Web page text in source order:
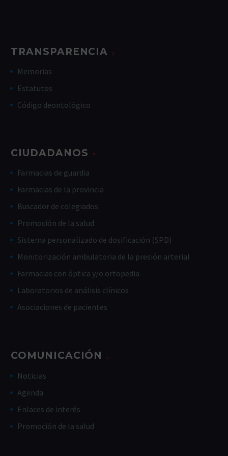
TRANSPARENCIA
Memorias
Estatutos
Código deontológico
CIUDADANOS
Farmacias de guardia
Farmacias de la provincia
Buscador de colegiados
Promoción de la salud
Sistema personalizado de dosificación (SPD)
Monitorización ambulatoria de la presión arterial
Farmacias con óptica y/o ortopedia
Laboratorios de análisis clínicos
Asociaciones de pacientes
COMUNICACIÓN
Noticias
Agenda
Enlaces de interés
Promoción de la salud